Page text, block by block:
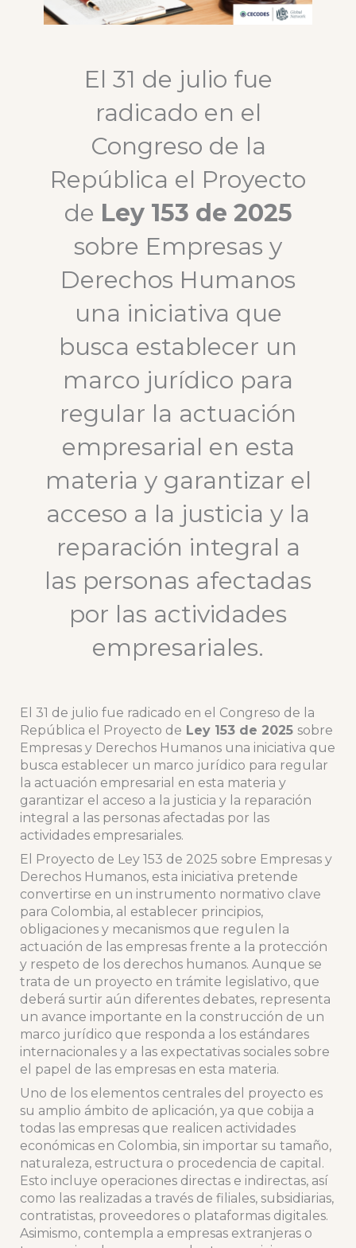
El 31 de julio fue
radicado en el
Congreso de la
República el Proyecto
de Ley 153 de 2025
sobre Empresas y
Derechos Humanos
una iniciativa que
busca establecer un
marco jurídico para
regular la actuación
empresarial en esta
materia y garantizar el
acceso a la justicia y la
reparación integral a
las personas afectadas
por las actividades
empresariales.
El 31 de julio fue radicado en el Congreso de la
República el Proyecto de Ley 153 de 2025 sobre
Empresas y Derechos Humanos una iniciativa que
busca establecer un marco jurídico para regular
la actuación empresarial en esta materia y
garantizar el acceso a la justicia y la reparación
integral a las personas afectadas por las
actividades empresariales.
El Proyecto de Ley 153 de 2025 sobre Empresas y
Derechos Humanos, esta iniciativa pretende
convertirse en un instrumento normativo clave
para Colombia, al establecer principios,
obligaciones y mecanismos que regulen la
actuación de las empresas frente a la protección
y respeto de los derechos humanos. Aunque se
trata de un proyecto en trámite legislativo, que
deberá surtir aún diferentes debates, representa
un avance importante en la construcción de un
marco jurídico que responda a los estándares
internacionales y a las expectativas sociales sobre
el papel de las empresas en esta materia.
Uno de los elementos centrales del proyecto es
su amplio ámbito de aplicación, ya que cobija a
todas las empresas que realicen actividades
económicas en Colombia, sin importar su tamaño,
naturaleza, estructura o procedencia de capital.
Esto incluye operaciones directas e indirectas, así
como las realizadas a través de filiales, subsidiarias,
contratistas, proveedores o plataformas digitales.
Asimismo, contempla a empresas extranjeras o